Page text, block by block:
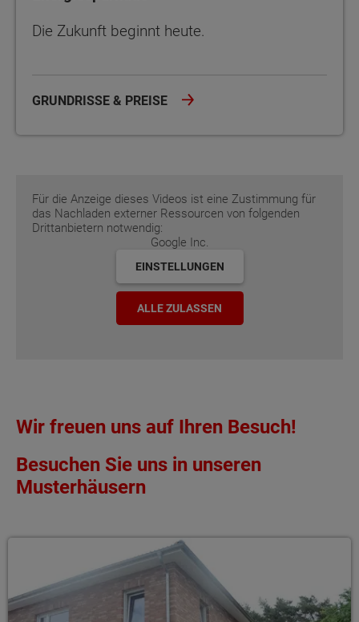
Die Zukunft beginnt heute.
GRUNDRISSE & PREISE
Für die Anzeige dieses Videos ist eine Zustimmung für
das Nachladen externer Ressourcen von folgenden
Drittanbietern notwendig:
Google Inc.
EINSTELLUNGEN
ALLE ZULASSEN
Wir freuen uns auf Ihren Besuch!
Besuchen Sie uns in unseren
Musterhäusern